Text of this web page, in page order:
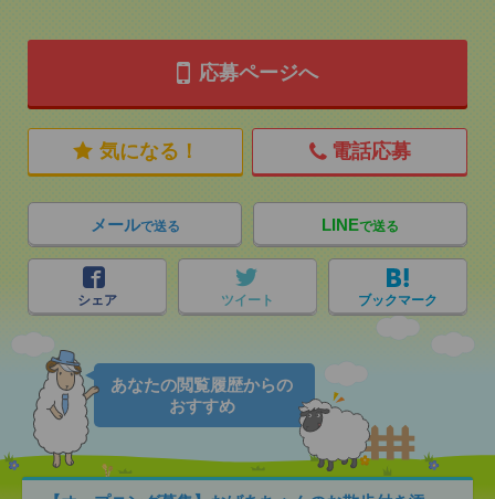
応募ページへ
気になる！ 電話応募
メールで送る LINEで送る
シェア ツイート ブックマーク
あなたの閲覧履歴からの
おすすめ